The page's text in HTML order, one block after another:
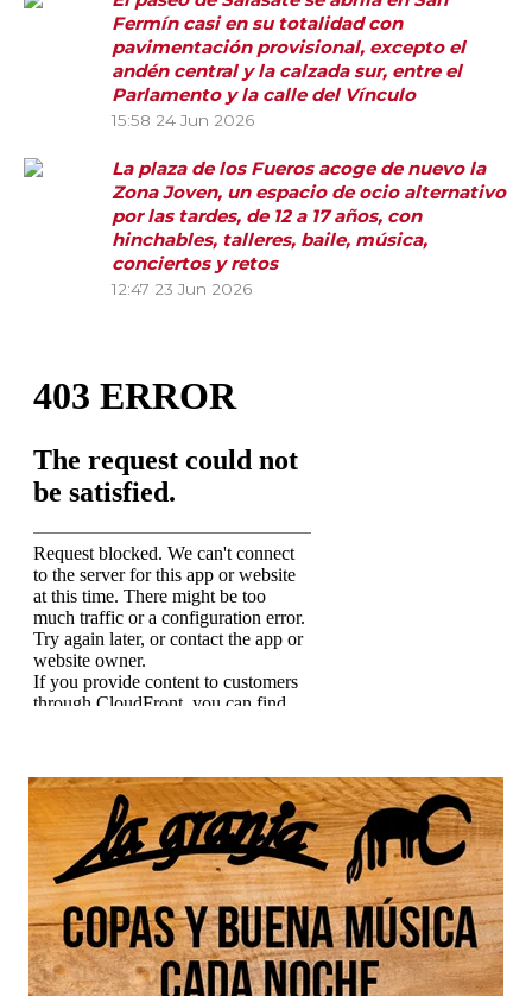
Fermín casi en su totalidad con
pavimentación provisional, excepto el
andén central y la calzada sur, entre el
Parlamento y la calle del Vínculo
15:58 24 Jun 2026
La plaza de los Fueros acoge de nuevo la
Zona Joven, un espacio de ocio alternativo
por las tardes, de 12 a 17 años, con
hinchables, talleres, baile, música,
conciertos y retos
12:47 23 Jun 2026